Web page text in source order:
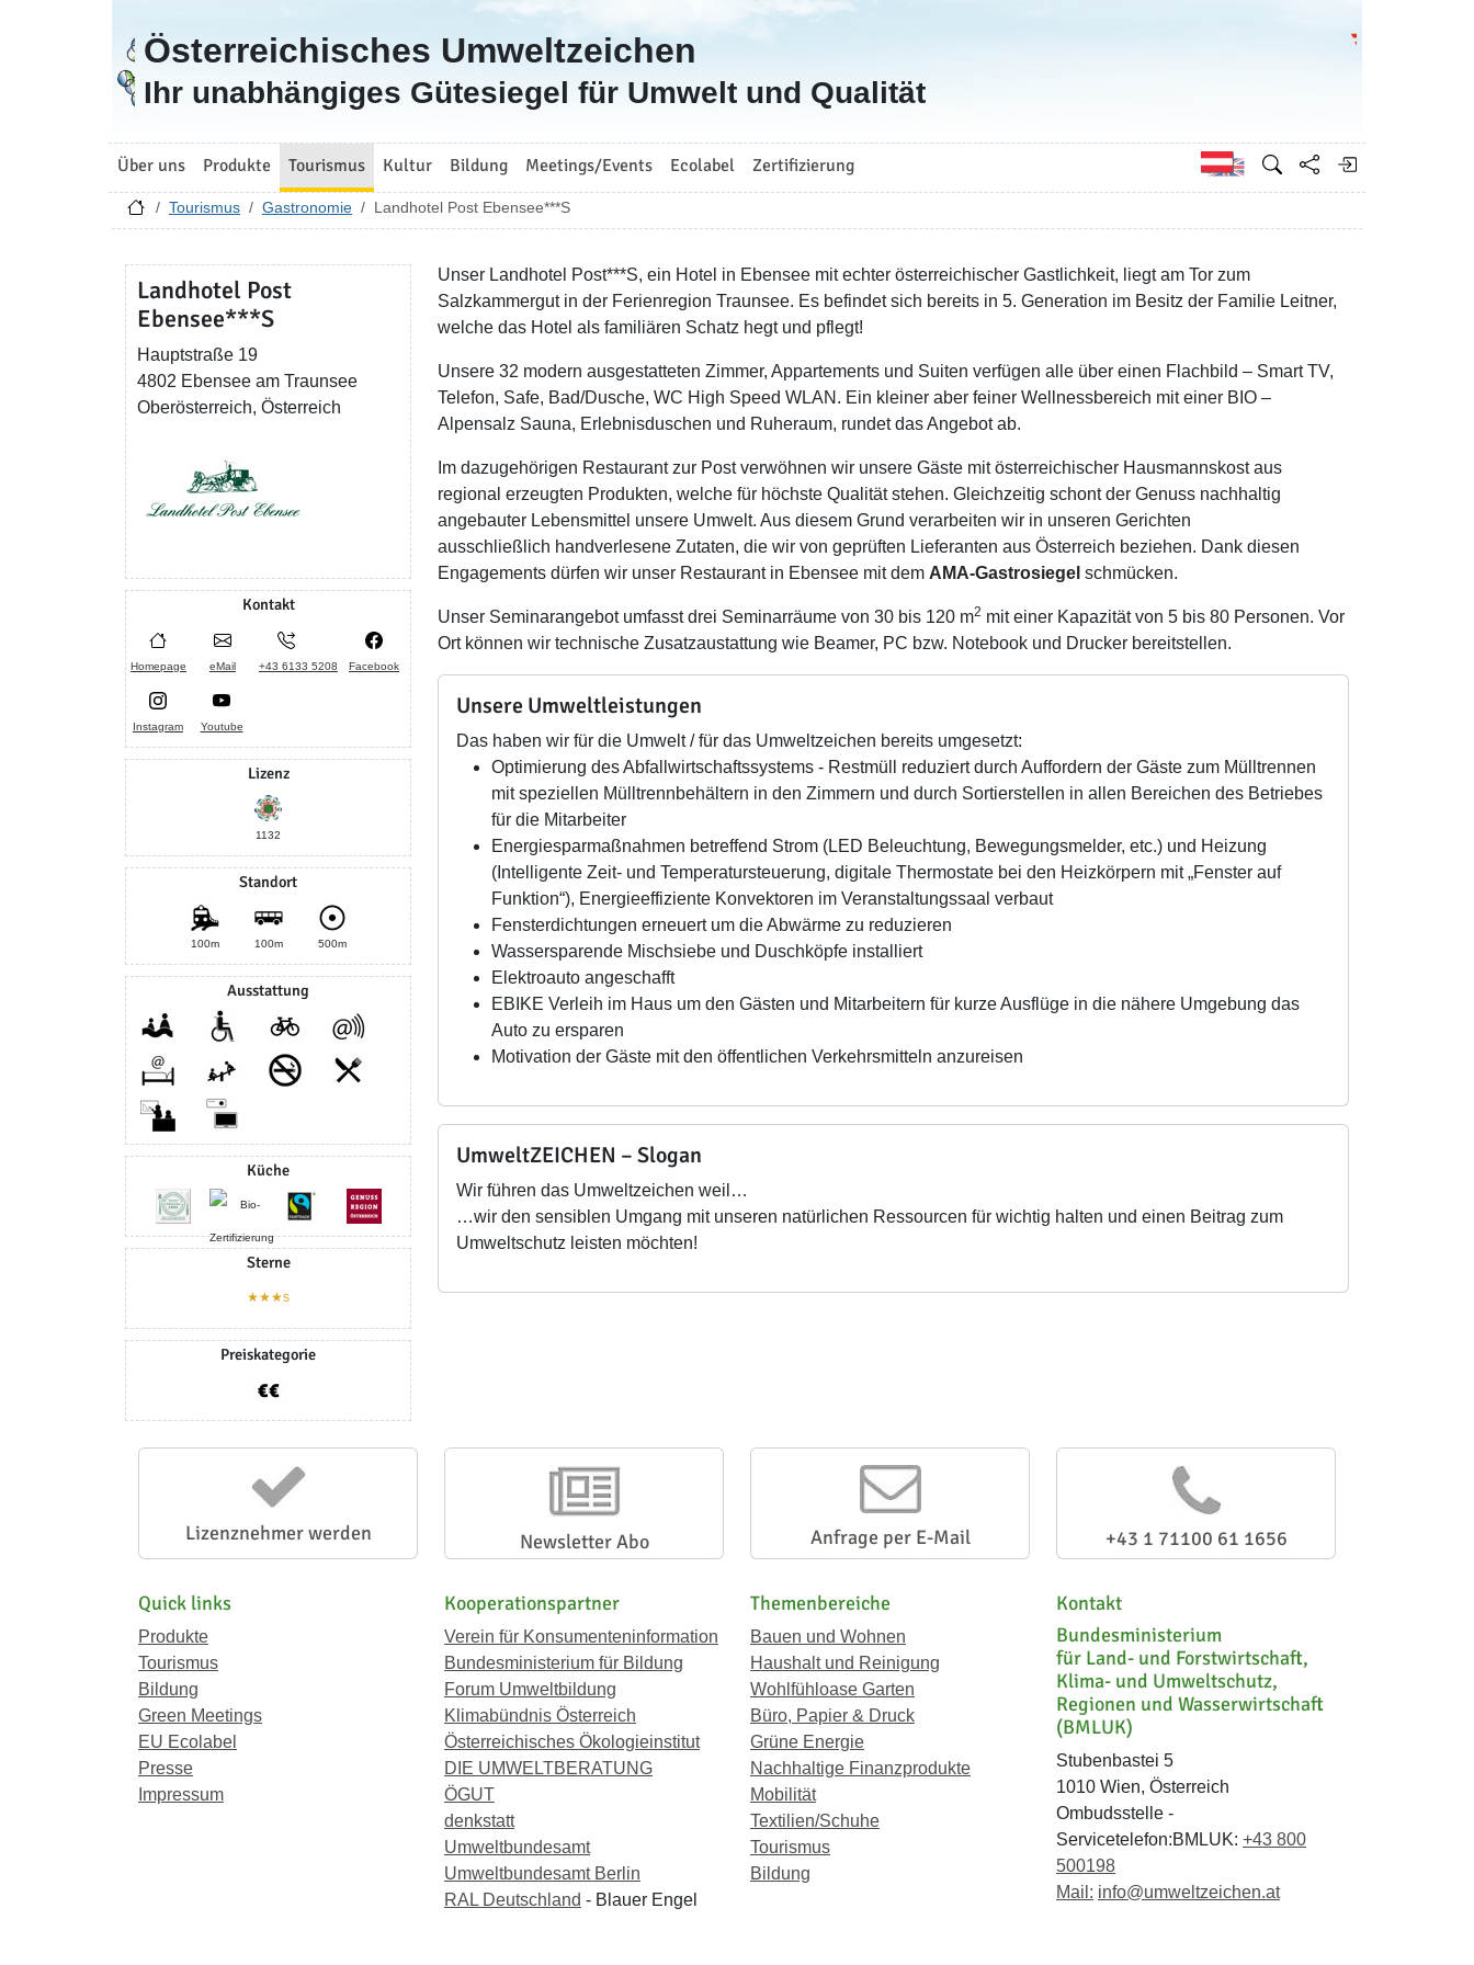
Zur Startseite
Österreichisches Umweltzeichen
Ihr unabhängiges Gütesiegel für Umwelt und Qualität
Über uns Produkte Tourismus Kultur Bildung Meetings/Events Ecolabel Zertifizierung Englisch
Tourismus Gastronomie Landhotel Post Ebensee***S
Landhotel Post
Ebensee***S
Hauptstraße 19
4802 Ebensee am Traunsee
Oberösterreich, Österreich
Kontakt
Homepage eMail +43 6133 5208 Facebook
Instagram Youtube
Lizenz
1132
Standort
100m 100m 500m
Ausstattung
Küche
Sterne
★★★s
Preiskategorie
Unser Landhotel Post***S, ein Hotel in Ebensee mit echter österreichischer Gastlichkeit, liegt am Tor zum
Salzkammergut in der Ferienregion Traunsee. Es befindet sich bereits in 5. Generation im Besitz der Familie Leitner,
welche das Hotel als familiären Schatz hegt und pflegt!
Unsere 32 modern ausgestatteten Zimmer, Appartements und Suiten verfügen alle über einen Flachbild – Smart TV,
Telefon, Safe, Bad/Dusche, WC High Speed WLAN. Ein kleiner aber feiner Wellnessbereich mit einer BIO –
Alpensalz Sauna, Erlebnisduschen und Ruheraum, rundet das Angebot ab.
Im dazugehörigen Restaurant zur Post verwöhnen wir unsere Gäste mit österreichischer Hausmannskost aus
regional erzeugten Produkten, welche für höchste Qualität stehen. Gleichzeitig schont der Genuss nachhaltig
angebauter Lebensmittel unsere Umwelt. Aus diesem Grund verarbeiten wir in unseren Gerichten
ausschließlich handverlesene Zutaten, die wir von geprüften Lieferanten aus Österreich beziehen. Dank diesen
Engagements dürfen wir unser Restaurant in Ebensee mit dem AMA-Gastrosiegel schmücken.
Unser Seminarangebot umfasst drei Seminarräume von 30 bis 120 m2 mit einer Kapazität von 5 bis 80 Personen. Vor
Ort können wir technische Zusatzaustattung wie Beamer, PC bzw. Notebook und Drucker bereitstellen.
Unsere Umweltleistungen
Das haben wir für die Umwelt / für das Umweltzeichen bereits umgesetzt:
Optimierung des Abfallwirtschaftssystems - Restmüll reduziert durch Auffordern der Gäste zum Mülltrennen
mit speziellen Mülltrennbehältern in den Zimmern und durch Sortierstellen in allen Bereichen des Betriebes
für die Mitarbeiter
Energiesparmaßnahmen betreffend Strom (LED Beleuchtung, Bewegungsmelder, etc.) und Heizung
(Intelligente Zeit- und Temperatursteuerung, digitale Thermostate bei den Heizkörpern mit „Fenster auf
Funktion“), Energieeffiziente Konvektoren im Veranstaltungssaal verbaut
Fensterdichtungen erneuert um die Abwärme zu reduzieren
Wassersparende Mischsiebe und Duschköpfe installiert
Elektroauto angeschafft
EBIKE Verleih im Haus um den Gästen und Mitarbeitern für kurze Ausflüge in die nähere Umgebung das
Auto zu ersparen
Motivation der Gäste mit den öffentlichen Verkehrsmitteln anzureisen
UmweltZEICHEN – Slogan
Wir führen das Umweltzeichen weil…
…wir den sensiblen Umgang mit unseren natürlichen Ressourcen für wichtig halten und einen Beitrag zum
Umweltschutz leisten möchten!
Lizenznehmer werden Newsletter Abo Anfrage per E-Mail +43 1 71100 61 1656
Quick links
Produkte
Tourismus
Bildung
Green Meetings
EU Ecolabel
Presse
Impressum
Kooperationspartner
Verein für Konsumenteninformation
Bundesministerium für Bildung
Forum Umweltbildung
Klimabündnis Österreich
Österreichisches Ökologieinstitut
DIE UMWELTBERATUNG
ÖGUT
denkstatt
Umweltbundesamt
Umweltbundesamt Berlin
RAL Deutschland - Blauer Engel
Themenbereiche
Bauen und Wohnen
Haushalt und Reinigung
Wohlfühloase Garten
Büro, Papier & Druck
Grüne Energie
Nachhaltige Finanzprodukte
Mobilität
Textilien/Schuhe
Tourismus
Bildung
Kontakt
Bundesministerium
für Land- und Forstwirtschaft,
Klima- und Umweltschutz,
Regionen und Wasserwirtschaft
(BMLUK)
Stubenbastei 5
1010 Wien, Österreich
Ombudsstelle -
Servicetelefon:BMLUK: +43 800
500198
Mail: info@umweltzeichen.at